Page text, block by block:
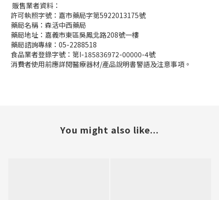
販售業者資料：
許可執照字號：嘉市藥局字第5922013175號
藥局名稱：森活中西藥局
藥局地址：嘉義市東區吳鳳北路208號一樓
藥局諮詢專線：05-2288518
食品業者登錄字號：第I-185836972-00000-4號
消費者使用前應詳閱醫療器材/產品說明書警語及注意事項。
You might also like...